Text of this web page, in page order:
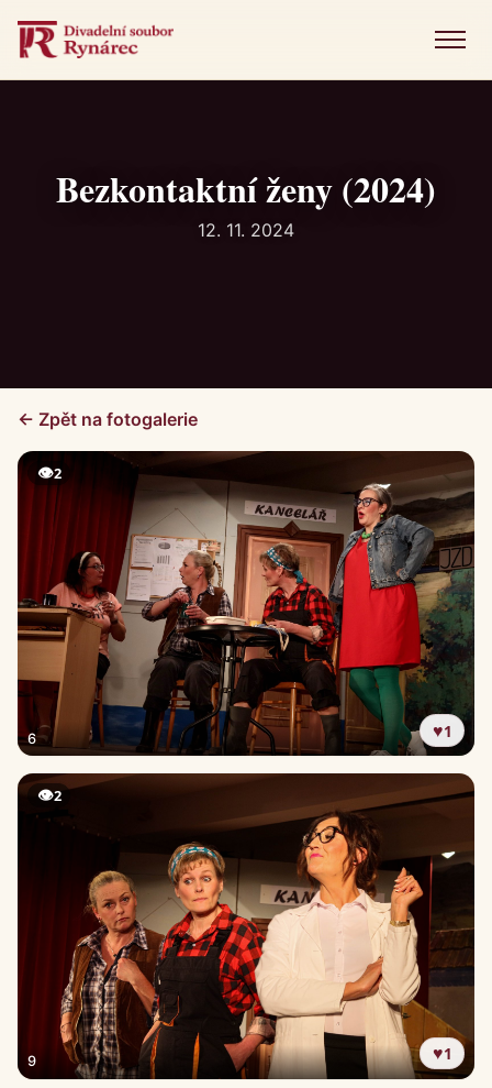
Kniha návštěv
Bezkontaktní ženy (2024)
12. 11. 2024
← Zpět na fotogalerie
6
👁2
♥1
9
👁2
♥1